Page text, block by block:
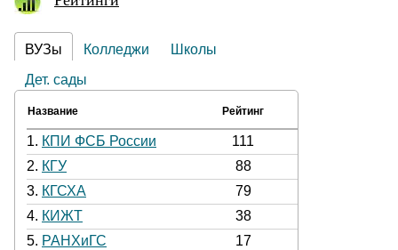
ВУЗы Колледжи
Школы
Дет. сады
Название Рейтинг
1. КПИ ФСБ России
111
2. КГУ
88
3. КГСХА
79
4. КИЖТ
38
5. РАНХиГС 17